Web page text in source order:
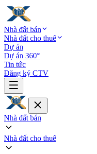
Nhà đất bán
Nhà đất cho thuê
Dự án
Dự án 360°
Tin tức
Đăng ký CTV
Nhà đất bán
Nhà đất cho thuê